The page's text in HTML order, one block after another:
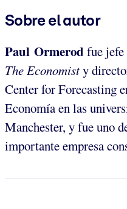
Sobre el autor
Paul Ormerod fue jefe
The Economisty
Center for Forecasting
Economía en las
Manchester, y fue uno
importante empresa